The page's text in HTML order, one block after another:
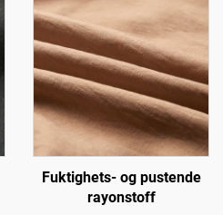
Fuktighets- og pustende
rayonstoff